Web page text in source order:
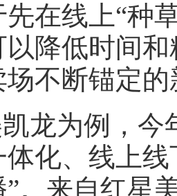
在线上“种
降低时间
不断锚定
龙为例，今
化、线上
。来自红星